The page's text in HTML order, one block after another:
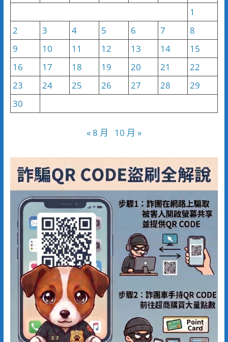
1
2
3 4 5 6 7
8
9
10 11 12 13 14
15
16
17 18 19 20 21
22
23
24 25 26 27 28
29
30
« 8 月 10 月 »